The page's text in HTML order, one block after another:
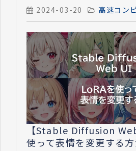
2024-03-20 高速コン
【Stable Diffusion
使って表情を変更する